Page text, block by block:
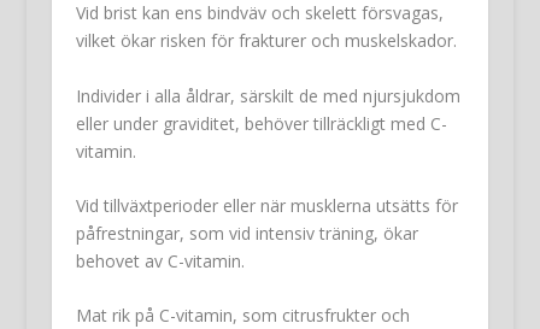
Vid brist kan ens bindväv och skelett försvagas,
vilket ökar risken för frakturer och muskelskador.
Individer i alla åldrar, särskilt de med njursjukdom
eller under graviditet, behöver tillräckligt med C-
vitamin.
Vid tillväxtperioder eller när musklerna utsätts för
påfrestningar, som vid intensiv träning, ökar
behovet av C-vitamin.
Mat rik på C-vitamin, som citrusfrukter och